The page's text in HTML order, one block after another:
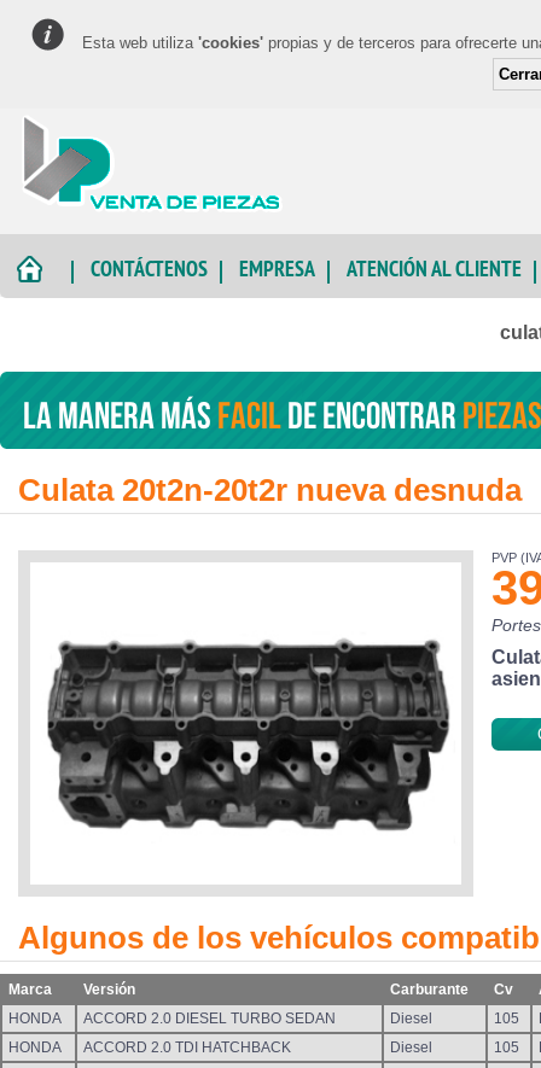
Esta web utiliza 'cookies' propias y de terceros para ofrecerte
CONTÁCTENOS EMPRESA ATENCIÓN AL CLIENTE
La manera másfacilde encontrar
Culata 20t2n-20t2r nueva desnuda
PVP
Algunos de los vehículos
Marca Versión Carburante Cv
HONDA
ACCORD 2.0 DIESEL TURBO SEDAN Diesel 105
HONDA
ACCORD 2.0 TDI HATCHBACK Diesel 105